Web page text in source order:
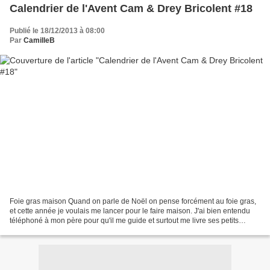
Calendrier de l'Avent Cam & Drey Bricolent #18
Publié le 18/12/2013 à 08:00
Par CamilleB
Foie gras maison Quand on parle de Noël on pense forcément au foie gras,
et cette année je voulais me lancer pour le faire maison. J'ai bien entendu
téléphoné à mon père pour qu'il me guide et surtout me livre ses petits